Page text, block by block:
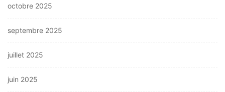
octobre 2025
septembre 2025
juillet 2025
juin 2025